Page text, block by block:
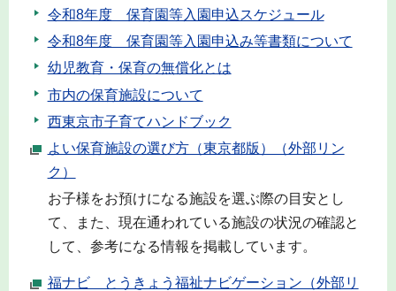
令和8年度 保育園等入園申込スケジュール
令和8年度 保育園等入園申込み等書類について
幼児教育・保育の無償化とは
市内の保育施設について
西東京市子育てハンドブック
よい保育施設の選び方（東京都版）（外部リン
ク）
お子様をお預けになる施設を選ぶ際の目安とし
て、また、現在通われている施設の状況の確認と
して、参考になる情報を掲載しています。
福ナビ とうきょう福祉ナビゲーション（外部リ